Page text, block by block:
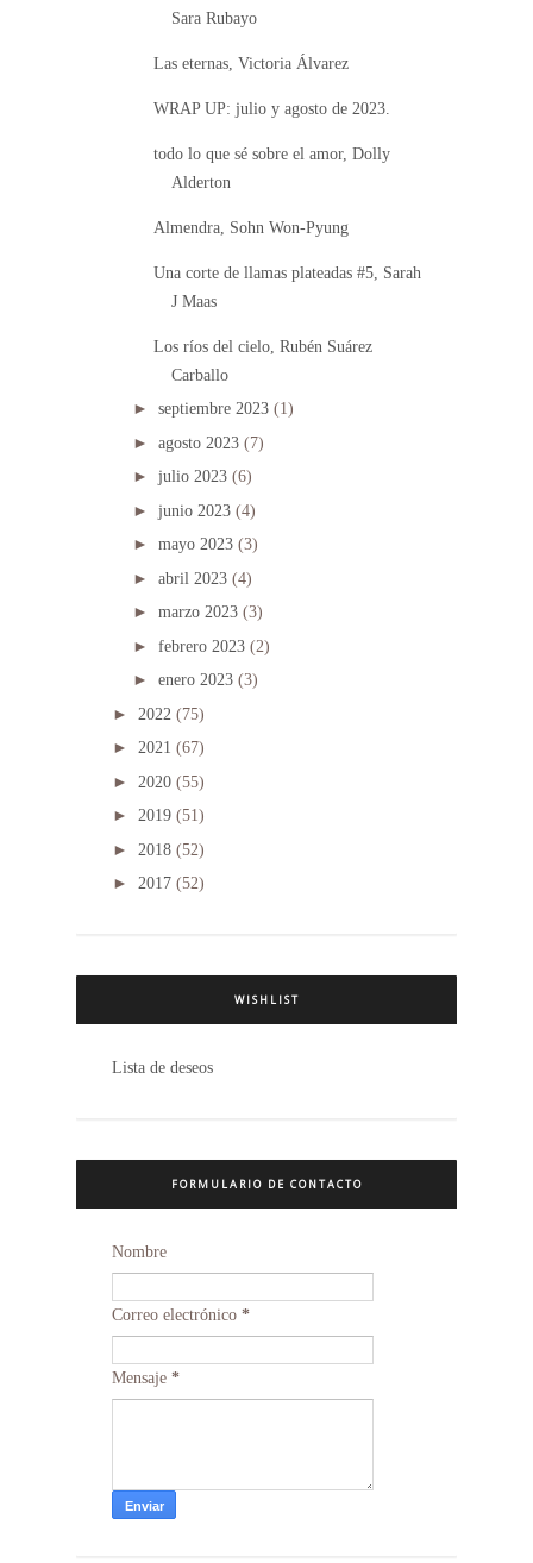
Sara Rubayo
Las eternas, Victoria Álvarez
WRAP UP: julio y agosto de 2023.
todo lo que sé sobre el amor, Dolly
Alderton
Almendra, Sohn Won-Pyung
Una corte de llamas plateadas #5, Sarah
J Maas
Los ríos del cielo, Rubén Suárez
Carballo
► septiembre 2023 (1)
► agosto 2023 (7)
► julio 2023 (6)
► junio 2023 (4)
► mayo 2023 (3)
► abril 2023 (4)
► marzo 2023 (3)
► febrero 2023 (2)
► enero 2023 (3)
► 2022 (75)
► 2021 (67)
► 2020 (55)
► 2019 (51)
► 2018 (52)
► 2017 (52)
WISHLIST
Lista de deseos
FORMULARIO DE CONTACTO
Nombre
Correo electrónico *
Mensaje *